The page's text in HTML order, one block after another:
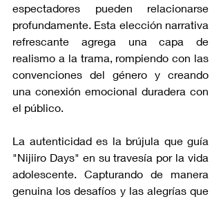
espectadores pueden relacionarse
profundamente. Esta elección narrativa
refrescante agrega una capa de
realismo a la trama, rompiendo con las
convenciones del género y creando
una conexión emocional duradera con
el público.
La autenticidad es la brújula que guía
"Nijiiro Days" en su travesía por la vida
adolescente. Capturando de manera
genuina los desafíos y las alegrías que